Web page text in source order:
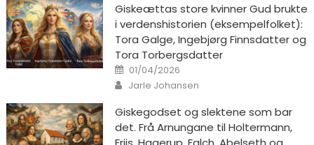
Giskeættas store kvinner Gud brukte
i verdenshistorien (eksempelfolket):
Tora Galge, Ingebjørg Finnsdatter og
Tora Torbergsdatter
Posted on
01/04/2026
Author
Jarle Johansen
Giskegodset og slektene som bar
det. Frå Arnungane til Holtermann,